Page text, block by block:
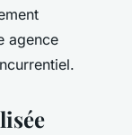
agence